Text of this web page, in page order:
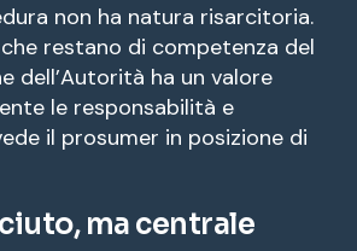
non ha natura risarcitoria.
restano di competenza del
dell’Autorità ha un valore
le responsabilità e
il prosumer in posizione di
ma centrale